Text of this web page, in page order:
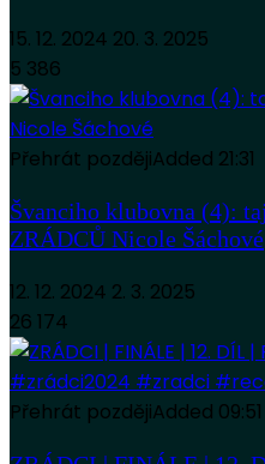
15. 12. 2024 20. 3. 2025
5 386
Přehrát pozdějiAdded 21:31
Švanciho klubovna (4):
ZRÁDCŮ Nicole Šáchové
12. 12. 2024 2. 3. 2025
26 174
Přehrát pozdějiAdded 09:51